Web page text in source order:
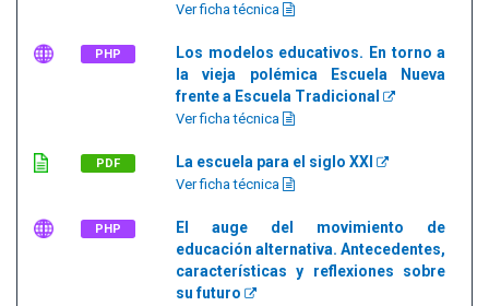
Ver ficha técnica
PHP
Los modelos educativos. En torno a
la vieja polémica Escuela Nueva
frente a Escuela Tradicional
Ver ficha técnica
PDF La escuela para el siglo XXI
Ver ficha técnica
PHP
El auge del movimiento de
educación alternativa. Antecedentes,
características y reflexiones sobre
su futuro